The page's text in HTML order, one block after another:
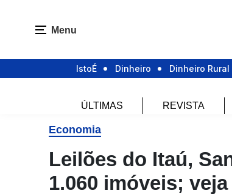
Menu
IstoÉ Dinheiro Dinheiro Rural
ÚLTIMAS REVISTA
Economia
Leilões do Itaú,
1.060 imóveis;